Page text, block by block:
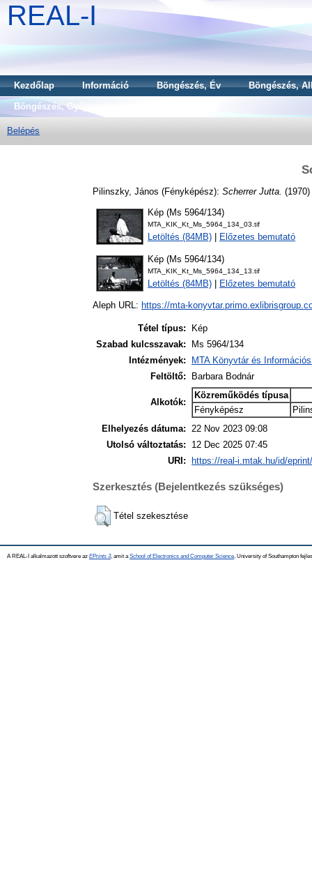
REAL-I
Kezdőlap Információ Böngészés, Év
Böngészés,
Böngészés, Gyűjtemény
Belépés
Pilinszky, János (Fényképész): Scherrer Jutta. (1970)
Kép (Ms 5964/134)
MTA_KIK_Kt_Ms_5964_134_03.tif
Letöltés (84MB) Előzetes bemutató
Kép (Ms 5964/134)
MTA_KIK_Kt_Ms_5964_134_13.tif
Letöltés (84MB) Előzetes bemutató
Aleph URL: https://mta-
Tétel típus:
Kép
Szabad kulcsszavak:
Ms 5964/134
Intézmények:
MTA Könyvtár és
Feltöltő:
Barbara Bodnár
Alkotók:
Közreműködés típusa
Fényképész
Elhelyezés dátuma: 22 Nov 2023 09:08
Utolsó változtatás:
12 Dec 2025 07:45
URI:
https://real-i.mtak.hu/id/eprint/
Szerkesztés (Bejelentkezés szükséges)
Tétel szekesztése
A REAL-I alkalmazott szoftvere az EPrints 3, amit a School of Electronics and Computer Science , University of Southampton